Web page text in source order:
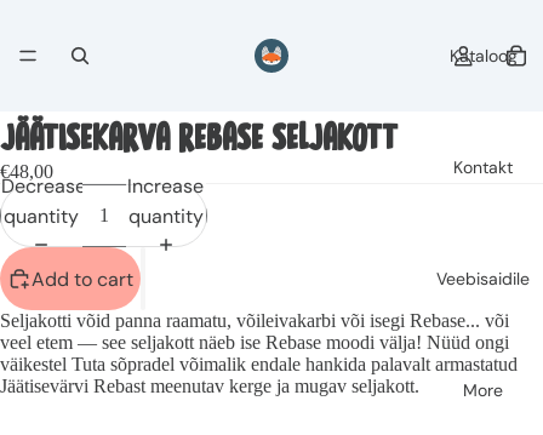
Kataloog
Kontakt
Veebisaidile
More
JÄÄTISEKARVA REBASE SELJAKOTT
€48,00
Decrease
quantity
Increase
quantity
Add to cart
Seljakotti võid panna raamatu, võileivakarbi või isegi Rebase... või
veel etem — see seljakott näeb ise Rebase moodi välja! Nüüd ongi
väikestel Tuta sõpradel võimalik endale hankida palavalt armastatud
Jäätisevärvi Rebast meenutav kerge ja mugav seljakott.